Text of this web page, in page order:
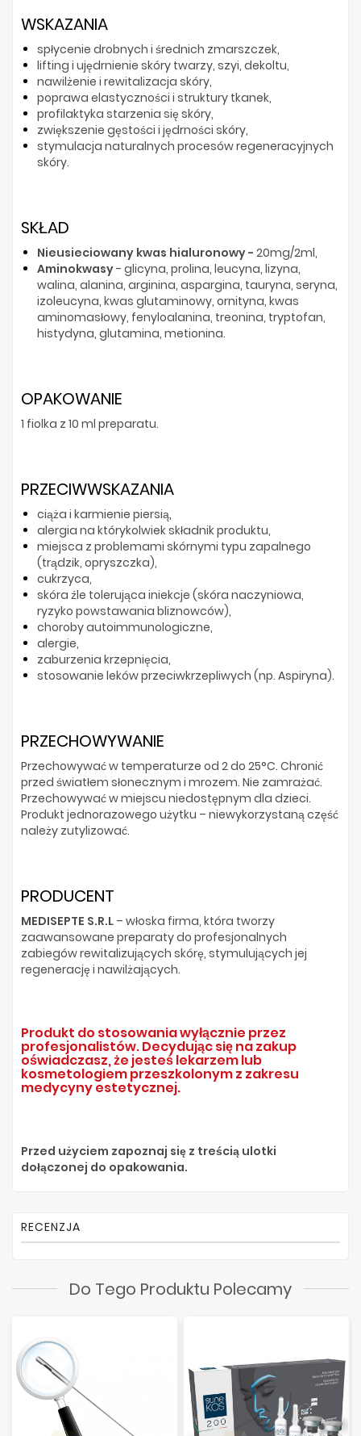
WSKAZANIA
spłycenie drobnych i średnich zmarszczek,
lifting i ujędrnienie skóry twarzy, szyi, dekoltu,
nawilżenie i rewitalizacja skóry,
poprawa elastyczności i struktury tkanek,
profilaktyka starzenia się skóry,
zwiększenie gęstości i jędrności skóry,
stymulacja naturalnych procesów regeneracyjnych
skóry.
SKŁAD
Nieusieciowany kwas hialuronowy - 20mg/2ml,
Aminokwasy- glicyna, prolina, leucyna, lizyna,
walina, alanina, arginina, aspargina, tauryna, seryna,
izoleucyna, kwas glutaminowy, ornityna, kwas
aminomasłowy, fenyloalanina, treonina, tryptofan,
histydyna, glutamina, metionina.
OPAKOWANIE
1 fiolka z 10 ml preparatu.
PRZECIWWSKAZANIA
ciąża i karmienie piersią,
alergia na którykolwiek składnik produktu,
miejsca z problemami skórnymi typu zapalnego
(trądzik, opryszczka),
cukrzyca,
skóra źle tolerująca iniekcje (skóra naczyniowa,
ryzyko powstawania bliznowców),
choroby autoimmunologiczne,
alergie,
zaburzenia krzepnięcia,
stosowanie leków przeciwkrzepliwych (np. Aspiryna).
PRZECHOWYWANIE
Przechowywać w temperaturze od 2 do 25°C. Chronić
przed światłem słonecznym i mrozem. Nie zamrażać.
Przechowywać w miejscu niedostępnym dla dzieci.
Produkt jednorazowego użytku – niewykorzystaną część
należy zutylizować.
PRODUCENT
MEDISEPTE S.R.L – włoska firma, która tworzy
zaawansowane preparaty do profesjonalnych
zabiegów rewitalizujących skórę, stymulujących jej
regenerację i nawilżających.
Produkt do stosowania wyłącznie przez
profesjonalistów. Decydując się na zakup
oświadczasz, że jesteś lekarzem lub
kosmetologiem przeszkolonym z zakresu
medycyny estetycznej.
Przed użyciem zapoznaj się z treścią ulotki
dołączonej do opakowania.
RECENZJA
Do Tego Produktu Polecamy